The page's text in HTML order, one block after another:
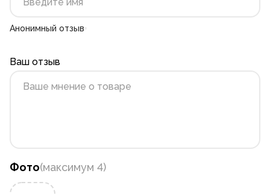
Анонимный отзыв
Ваш отзыв
Фото(максимум 4)